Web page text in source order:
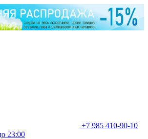
+7 985 410-90-10
23:00